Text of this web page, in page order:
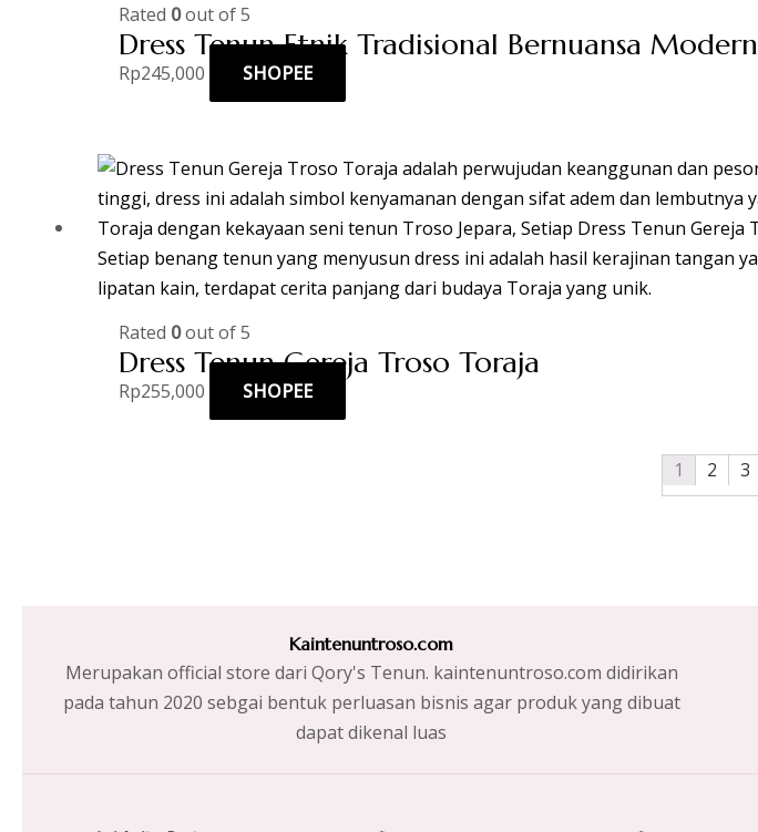
Rated 0out of 5
Dress Tenun Etnik Tradisional Bernuansa Modern
Rp245,000 SHOPEE
Rated 0out of 5
Dress Tenun Gereja Troso Toraja
Rp255,000 SHOPEE
1 2 3
Kaintenuntroso.com
Merupakan official store dari Qory's Tenun. kaintenuntroso.com didirikan
pada tahun 2020 sebgai bentuk perluasan bisnis agar produk yang dibuat
dapat dikenal luas